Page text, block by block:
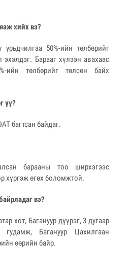
хийх вэ?
50%-ийн төлбөрийг
эхэлдэг. Барааг хүлээн авахаас
ийн төлбөрийг төлсөн байх
үү?
багтсан байдаг.
барааны тоо ширхэгээс
хүргэж өгөх боломжтой.
вэ?
хот, Багануур дүүрэг, 3 дугаар
Багануур Цахилгаан
өөрийн байр.